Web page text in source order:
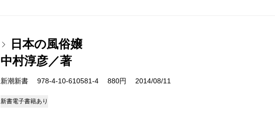
日本の風俗嬢
中村淳彦／著
新潮新書 978-4-10-610581-4 880円 2014/08/11
新書電子書籍あり